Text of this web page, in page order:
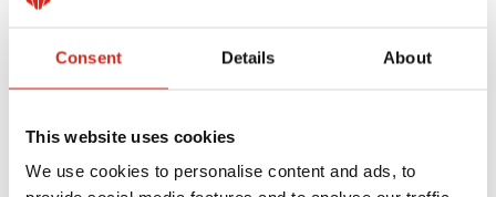
Consent Details About
This website uses cookies
We use cookies to personalise content and ads, to
Užitočné odkazy
Nátery, farby a záruky
Registrácia záruky